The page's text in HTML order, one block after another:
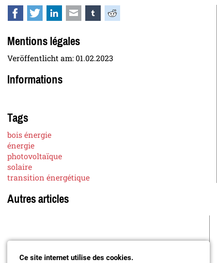
Facebook
TwitterLinkedInE-mail tumblrReddit
Mentions légales
Veröffentlicht am: 01.02.2023
Informations
Tags
bois énergie
énergie
photovoltaïque
solaire
transition énergétique
Autres articles
Ce site internet utilise des cookies.